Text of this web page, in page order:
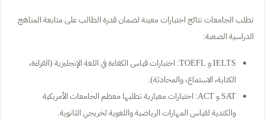
تطلب الجامعات نتائج اختبارات معينة لضمان قدرة الطالب على متابعة المناهج
الدراسية الصعبة:
IELTS و TOEFL: اختبارات قياس الكفاءة في اللغة الإنجليزية (القراءة،
الكتابة، الاستماع، والمحادثة).
SAT و ACT: اختبارات معيارية تطلبها معظم الجامعات الأمريكية
والكندية لقياس المهارات الرياضية واللغوية لخريجي الثانوية.